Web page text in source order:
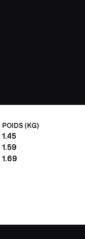
POIDS (KG)
1.45
1.59
1.69